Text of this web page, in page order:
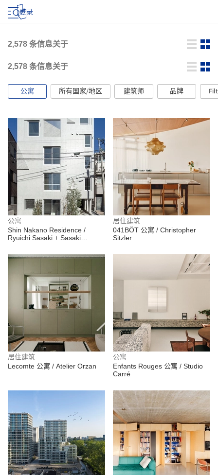
登录
2,578 条信息关于
2,578 条信息关于
公寓 所有国家/地区 建筑师 品牌
公寓
Shin Nakano Residence /
Ryuichi Sasaki + Sasaki
居住建筑
041BÖT 公寓 / Christopher
Sitzler
居住建筑
Lecomte 公寓 / Atelier Orzan
公寓
Enfants Rouges 公寓 / Studio
Carré